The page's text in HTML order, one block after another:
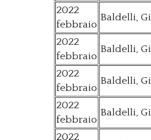
2022
febbraio
Baldelli,
2022
febbraio
Baldelli,
2022
febbraio
Baldelli,
2022
febbraio
Baldelli,
2022